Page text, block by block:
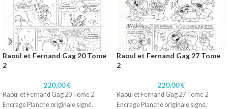
Raoul et Fernand Gag 20 Tome
2
220,00€
Raoul et Fernand Gag 20 Tome 2
Encrage Planche originale signé.
Raoul et Fernand Gag 27 Tome
2
220,00€
Raoul et Fernand Gag 27 Tome 2
Encrage Planche originale signé.